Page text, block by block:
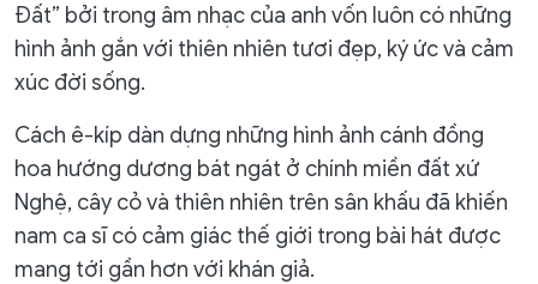
Đất” bởi trong âm nhạc của anh vốn luôn có những
hình ảnh gắn với thiên nhiên tươi đẹp, ký ức và cảm
xúc đời sống.
Cách ê-kíp dàn dựng những hình ảnh cánh đồng
hoa hướng dương bát ngát ở chính miền đất xứ
Nghệ, cây cỏ và thiên nhiên trên sân khấu đã khiến
nam ca sĩ có cảm giác thế giới trong bài hát được
mang tới gần hơn với khán giả.